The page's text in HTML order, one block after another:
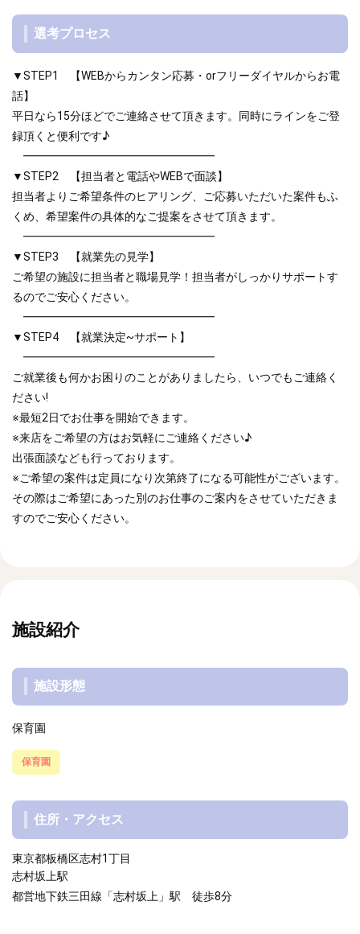
選考プロセス
▼STEP1 【WEBからカンタン応募・orフリーダイヤルからお電
話】
平日なら15分ほどでご連絡させて頂きます。同時にラインをご登
録頂くと便利です♪
━━━━━━━━━━━━━━━━━
▼STEP2 【担当者と電話やWEBで面談】
担当者よりご希望条件のヒアリング、ご応募いただいた案件もふ
くめ、希望案件の具体的なご提案をさせて頂きます。
━━━━━━━━━━━━━━━━━
▼STEP3 【就業先の見学】
ご希望の施設に担当者と職場見学！担当者がしっかりサポートす
るのでご安心ください。
━━━━━━━━━━━━━━━━━
▼STEP4 【就業決定~サポート】
━━━━━━━━━━━━━━━━━
ご就業後も何かお困りのことがありましたら、いつでもご連絡く
ださい!
※最短2日でお仕事を開始できます。
※来店をご希望の方はお気軽にご連絡ください♪
出張面談なども行っております。
※ご希望の案件は定員になり次第終了になる可能性がございます。
その際はご希望にあった別のお仕事のご案内をさせていただきま
すのでご安心ください。
施設紹介
施設形態
保育園
保育園
住所・アクセス
東京都板橋区志村1丁目
志村坂上駅
都営地下鉄三田線「志村坂上」駅 徒歩8分